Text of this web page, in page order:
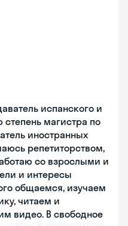
испанского и
магистра по
иностранных
репетиторством,
со взрослыми и
и интересы
общаемся, изучаем
читаем и
видео. В свободное